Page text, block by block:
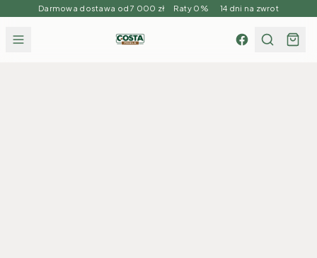
Darmowa dostawa od 7 000 zł Raty 0% 14 dni na zwrot